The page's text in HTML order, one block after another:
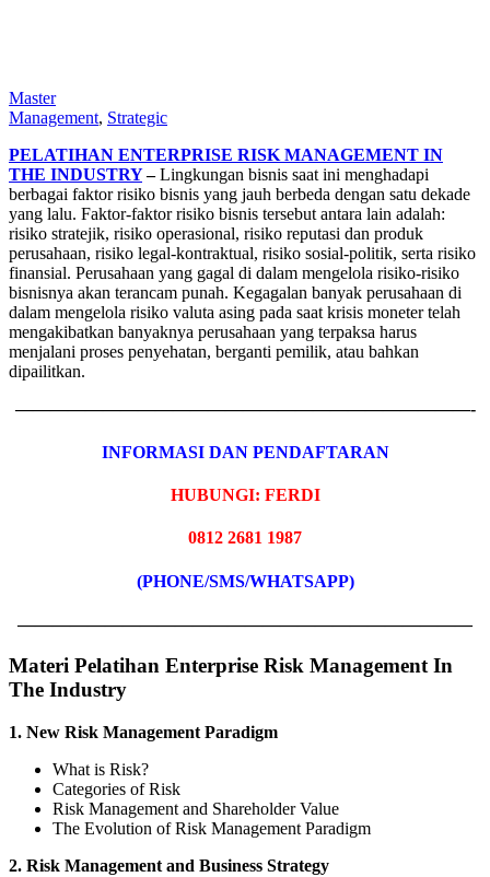
Master
Management, Strategic
PELATIHAN ENTERPRISE RISK MANAGEMENT IN
THE INDUSTRY–Lingkungan bisnis saat ini menghadapi
berbagai faktor risiko bisnis yang jauh berbeda dengan satu dekade
yang lalu. Faktor-faktor risiko bisnis tersebut antara lain adalah:
risiko stratejik, risiko operasional, risiko reputasi dan produk
perusahaan, risiko legal-kontraktual, risiko sosial-politik, serta risiko
finansial. Perusahaan yang gagal di dalam mengelola risiko-risiko
bisnisnya akan terancam punah. Kegagalan banyak perusahaan di
dalam mengelola risiko valuta asing pada saat krisis moneter telah
mengakibatkan banyaknya perusahaan yang terpaksa harus
menjalani proses penyehatan, berganti pemilik, atau bahkan
dipailitkan.
——————————————————————————-
INFORMASI DAN PENDAFTARAN
HUBUNGI: FERDI
0812 2681 1987
(PHONE/SMS/WHATSAPP)
——————————————————————————
Materi Pelatihan Enterprise Risk Management In
The Industry
1. New Risk Management Paradigm
What is Risk?
Categories of Risk
Risk Management and Shareholder Value
The Evolution of Risk Management Paradigm
2. Risk Management and Business Strategy